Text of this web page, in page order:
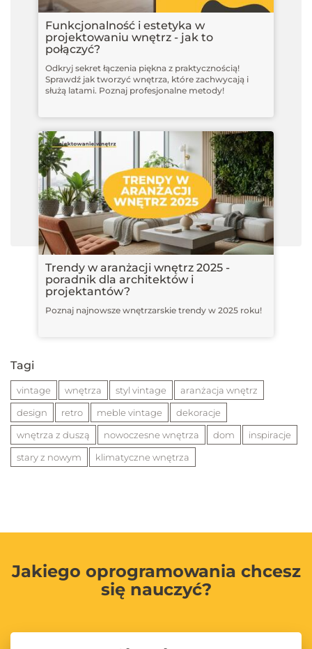
Funkcjonalność i estetyka w
projektowaniu wnętrz - jak to
połączyć?
Odkryj sekret łączenia piękna z praktycznością!
Sprawdź jak tworzyć wnętrza, które zachwycają i
służą latami. Poznaj profesjonalne metody!
Trendy w aranżacji wnętrz 2025 -
poradnik dla architektów i
projektantów?
Poznaj najnowsze wnętrzarskie trendy w 2025 roku!
Tagi
vintage wnętrza styl vintage
aranżacja wnętrz
design
retro meble vintage
dekoracje
wnętrza z duszą
nowoczesne wnętrza dom
inspiracje
stary z nowym
klimatyczne wnętrza
Jakiego oprogramowania chcesz
się nauczyć?